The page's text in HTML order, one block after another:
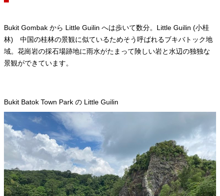
Bukit Gombak から Little Guilin へは歩いて数分。Little Guilin (小桂
林) 中国の桂林の景観に似ているためそう呼ばれるブキバトック地
域。花崗岩の採石場跡地に雨水がたまって険しい岩と水辺の独独な
景観ができています。
Bukit Batok Town Park の Little Guilin